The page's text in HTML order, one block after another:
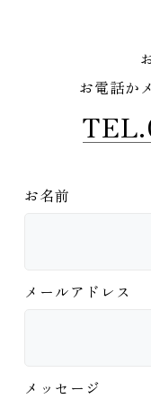
お電話か
お名前
メールアドレス
メッセージ